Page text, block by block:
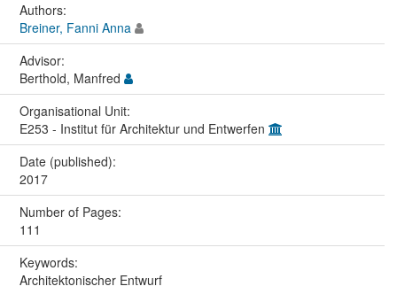
Authors:
Breiner, Fanni Anna
Advisor:
Berthold, Manfred
Organisational Unit:
E253 - Institut für Architektur und Entwerfen
Date (published):
2017
Number of Pages:
111
Keywords:
Architektonischer Entwurf